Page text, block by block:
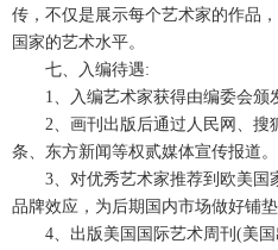
传，不仅是展示每个艺术家的作品
国家的艺术水平。
七、入编待遇:
1、入编艺术家获得由编委会颁
2、画刊出版后通过人民网、
条、东方新闻等权贰媒体宣传报道。
3、对优秀艺术家推荐到欧美国
品牌效应，为后期国内市场做好铺垫
4、出版美国国际艺术周刊(美